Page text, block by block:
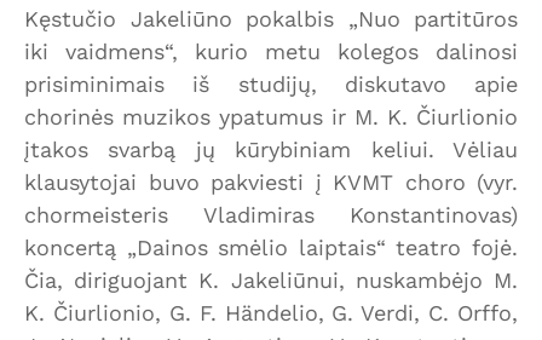
Kęstučio Jakeliūno pokalbis „Nuo partitūros
iki vaidmens“, kurio metu kolegos dalinosi
prisiminimais iš studijų, diskutavo apie
chorinės muzikos ypatumus ir M. K. Čiurlionio
įtakos svarbą jų kūrybiniam keliui. Vėliau
klausytojai buvo pakviesti į KVMT choro (vyr.
chormeisteris Vladimiras Konstantinovas)
koncertą „Dainos smėlio laiptais“ teatro fojė.
Čia, diriguojant K. Jakeliūnui, nuskambėjo M.
K. Čiurlionio, G. F. Händelio, G. Verdi, C. Orffo,